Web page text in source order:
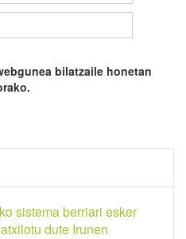
bilatzaile honetan
sistema berriari esker
dute Irunen